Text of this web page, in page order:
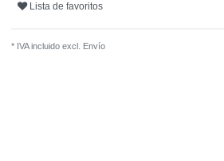
Lista de favoritos
* IVA incluido excl. Envío